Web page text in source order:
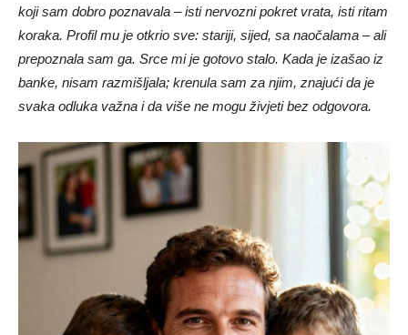
koji sam dobro poznavala – isti nervozni pokret vrata, isti ritam
koraka. Profil mu je otkrio sve: stariji, sijed, sa naočalama – ali
prepoznala sam ga. Srce mi je gotovo stalo. Kada je izašao iz
banke, nisam razmišljala; krenula sam za njim, znajući da je
svaka odluka važna i da više ne mogu živjeti bez odgovora.